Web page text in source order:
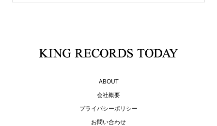
ABOUT
会社概要
プライバシーポリシー
お問い合わせ